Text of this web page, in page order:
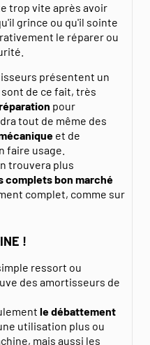
trop vite après avoir
grince ou qu'il sointe
le réparer ou
présentent un
de ce fait, très
pour
tout de même des
et de
faire usage.
trouvera plus
complets bon marché
complet, comme sur
!
ressort ou
des amortisseurs de
le débattement
utilisation plus ou
mais aussi les